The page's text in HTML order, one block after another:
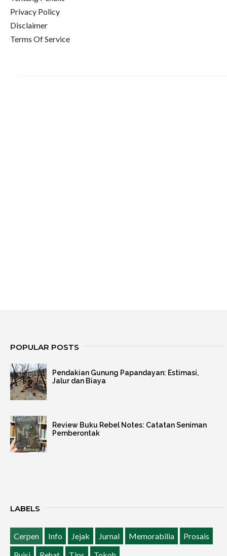
Privacy Policy
Disclaimer
Terms Of Service
POPULAR POSTS
Pendakian Gunung Papandayan: Estimasi,
Jalur dan Biaya
Review Buku Rebel Notes: Catatan Seniman
Pemberontak
LABELS
Cerpen Info Jejak Jurnal Memorabilia
Prosais